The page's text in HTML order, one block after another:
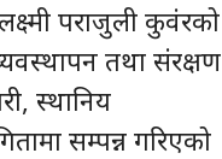
पराजुली कुवंरको
तथा संरक्षण
स्थानिय
सम्पन्न गरिएको